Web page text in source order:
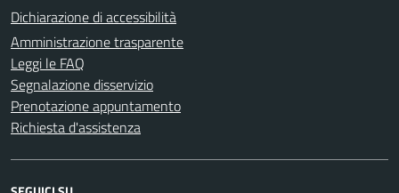
Dichiarazione di accessibilità
Amministrazione trasparente
Leggi le FAQ
Segnalazione disservizio
Prenotazione appuntamento
Richiesta d'assistenza